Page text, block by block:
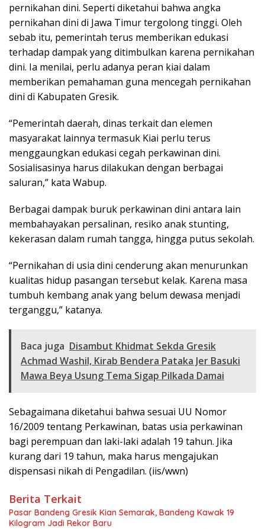
pernikahan dini. Seperti diketahui bahwa angka
pernikahan dini di Jawa Timur tergolong tinggi. Oleh
sebab itu, pemerintah terus memberikan edukasi
terhadap dampak yang ditimbulkan karena pernikahan
dini. Ia menilai, perlu adanya peran kiai dalam
memberikan pemahaman guna mencegah pernikahan
dini di Kabupaten Gresik.
“Pemerintah daerah, dinas terkait dan elemen
masyarakat lainnya termasuk Kiai perlu terus
menggaungkan edukasi cegah perkawinan dini.
Sosialisasinya harus dilakukan dengan berbagai
saluran,” kata Wabup.
Berbagai dampak buruk perkawinan dini antara lain
membahayakan persalinan, resiko anak stunting,
kekerasan dalam rumah tangga, hingga putus sekolah.
“Pernikahan di usia dini cenderung akan menurunkan
kualitas hidup pasangan tersebut kelak. Karena masa
tumbuh kembang anak yang belum dewasa menjadi
terganggu,” katanya.
Baca juga Disambut Khidmat Sekda Gresik
Achmad Washil, Kirab Bendera Pataka Jer Basuki
Mawa Beya Usung Tema Sigap Pilkada Damai
Sebagaimana diketahui bahwa sesuai UU Nomor
16/2009 tentang Perkawinan, batas usia perkawinan
bagi perempuan dan laki-laki adalah 19 tahun. Jika
kurang dari 19 tahun, maka harus mengajukan
dispensasi nikah di Pengadilan. (iis/wwn)
Berita Terkait
Pasar Bandeng Gresik Kian Semarak, Bandeng Kawak 19
Kilogram Jadi Rekor Baru